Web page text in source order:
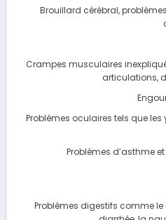
Brouillard cérébral,
Crampes musculaires
articulations,
Problèmes oculaires tels que
Problèmes d’asthme
Problèmes digestifs comme